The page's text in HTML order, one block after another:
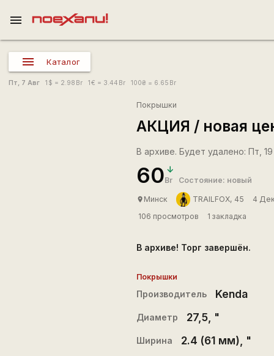
menu
Каталог
Пт, 7 Авг 1 $ = 2.98 Br 1€ = 3.44 Br 100₴ = 6.65 Br
Покрышки
АКЦИЯ / новая
В архиве. Будет удалено: Пт, 19
60Br Состояние: новый
place Минск TRAILFOX, 45
4
106 просмотров
1 закладка
В архиве! Торг завершён.
Покрышки
Производитель Kenda
Диаметр 27,5, "
Ширина 2.4 (61 мм) , "